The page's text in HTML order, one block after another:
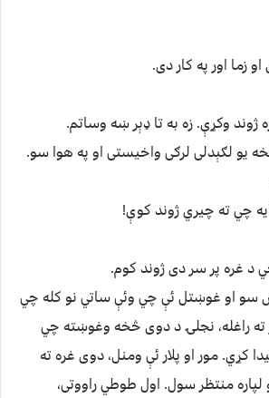
زما اور په کار دی.
ژوند وکړې. زه به تا ډېر ښه وساتم.
یو لګېدلی لرګی واخیستی او په هوا سو.
چي ته چیري ژوند کوې!
د غره پر سر دی ژوند کوم.
او غوښتل ئې چي وئې ساتي نو کله چي
ته راغله، نجلۍ د دوی څخه وغوښته چي
کړي. مور او پلار ئې ومنل، دوی غره ته
لپاره منتظر سول. اول طوطي راووتی،